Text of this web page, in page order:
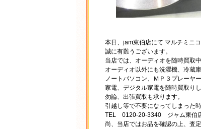
本日、jam東伯店にて マルチミニ
誠に有難うございます。
当店では、オーディオを随時買取
オーディオ以外にも洗濯機、冷蔵
ノートパソコン、ＭＰ３プレーヤ
家電、デジタル家電を随時買取りし
勿論、出張買取も承ります。
引越し等で不要になってしまった
TEL 0120-20-3340 ジャム東伯
尚、当店ではお品を確認の上、査